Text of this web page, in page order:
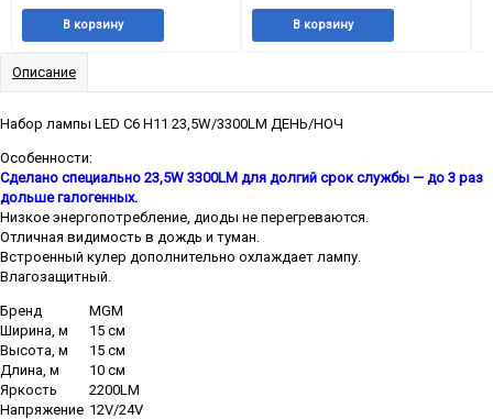
В корзину В корзину
Описание
Набор лампы LED C6 H11 23,5W/3300LM ДЕНЬ/НОЧ
Особенности:
Сделано специально 23,5W 3300LM для долгий срок службы — до 3 раз
дольше галогенных.
Низкое энергопотребление, диоды не перегреваются.
Отличная видимость в дождь и туман.
Встроенный кулер дополнительно охлаждает лампу.
Влагозащитный.
Бренд
MGM
Ширина, м
15 см
Высота, м
15 см
Длина, м
10 см
Яркость
2200LM
Напряжение 12V/24V